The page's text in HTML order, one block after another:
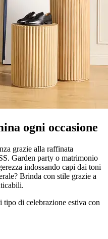
ogni occasione
grazie alla raffinata
Garden party o matrimonio
indossando capi dai toni
Brinda con stile grazie a
di celebrazione estiva con